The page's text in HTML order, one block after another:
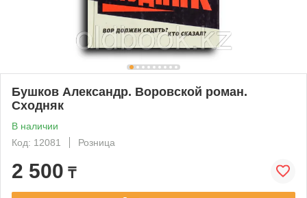
Бушков Александр. Воровской роман.
Сходняк
В наличии
Код: 12081
Розница
2 500 ₸